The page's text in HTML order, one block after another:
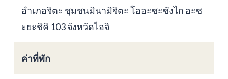
อำเภอจิตะ ชุมชนมินามิจิตะ โออะซะซังไก อะซ
ะยะชิคิ 103 จังหวัดไอจิ
ค่าที่พัก